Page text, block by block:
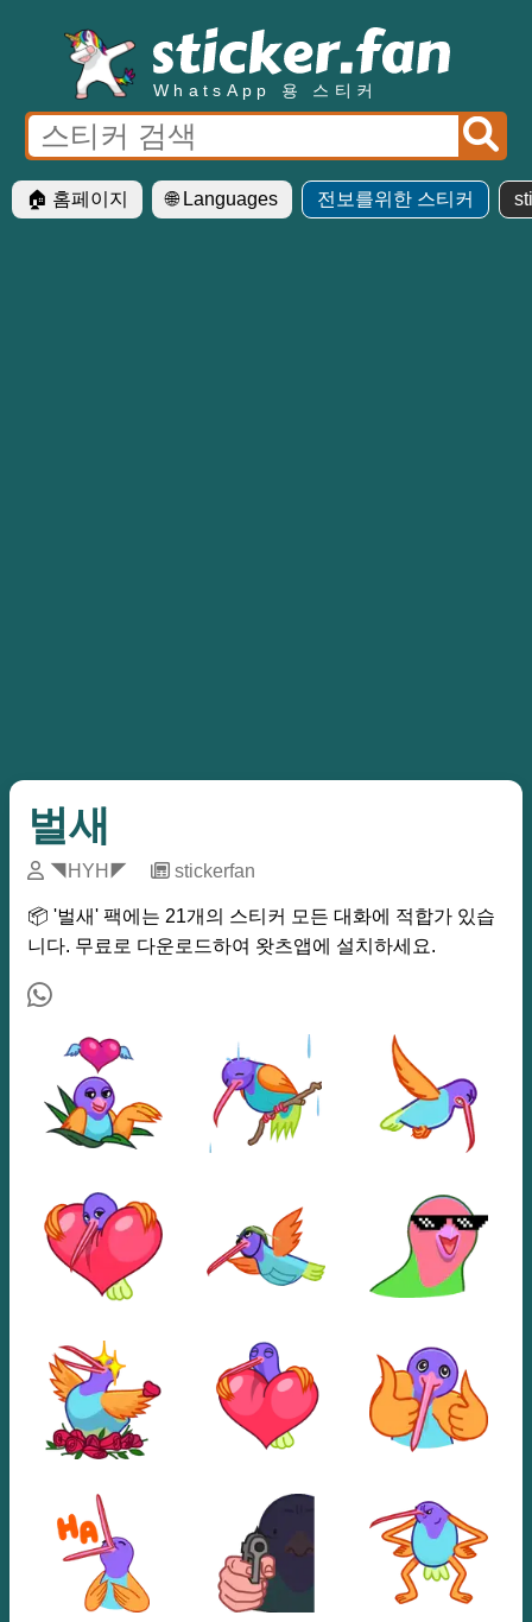
WhatsApp 용 스티커
🏠 홈페이지 🌐 Languages 전보를위한 스티커
벌새
◥HYH◤ stickerfan
📦 '벌새' 팩에는 21개의 스티커 모든 대화에 적합가 있습
니다. 무료로 다운로드하여 왓츠앱에 설치하세요.